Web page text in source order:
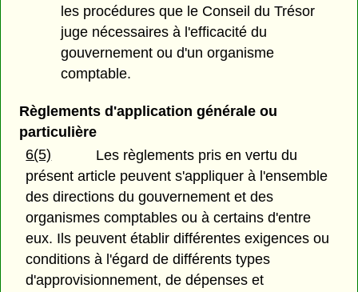
les procédures que le Conseil du Trésor
juge nécessaires à l'efficacité du
gouvernement ou d'un organisme
comptable.
Règlements d'application générale ou
particulière
6(5)
Les règlements pris en vertu du
présent article peuvent s'appliquer à l'ensemble
des directions du gouvernement et des
organismes comptables ou à certains d'entre
eux. Ils peuvent établir différentes exigences ou
conditions à l'égard de différents types
d'approvisionnement, de dépenses et